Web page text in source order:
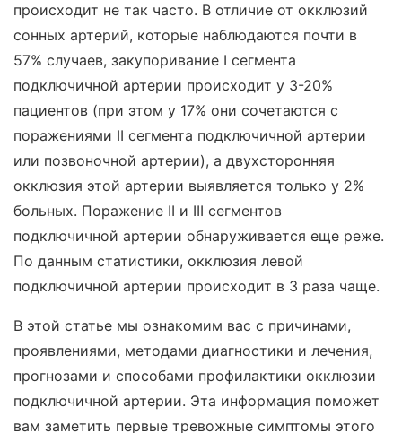
происходит не так часто. В отличие от окклюзий
сонных артерий, которые наблюдаются почти в
57% случаев, закупоривание I сегмента
подключичной артерии происходит у 3-20%
пациентов (при этом у 17% они сочетаются с
поражениями II сегмента подключичной артерии
или позвоночной артерии), а двухсторонняя
окклюзия этой артерии выявляется только у 2%
больных. Поражение II и III сегментов
подключичной артерии обнаруживается еще реже.
По данным статистики, окклюзия левой
подключичной артерии происходит в 3 раза чаще.
В этой статье мы ознакомим вас с причинами,
проявлениями, методами диагностики и лечения,
прогнозами и способами профилактики окклюзии
подключичной артерии. Эта информация поможет
вам заметить первые тревожные симптомы этого